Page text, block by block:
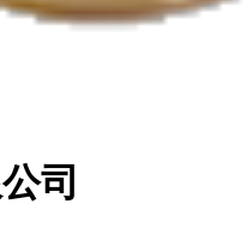
司